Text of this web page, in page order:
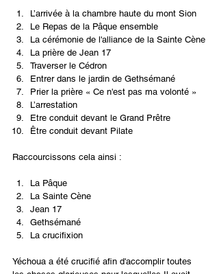
L’arrivée à la chambre haute du mont Sion
Le Repas de la Pâque ensemble
La cérémonie de l'alliance de la Sainte Cène
La prière de Jean 17
Traverser le Cédron
Entrer dans le jardin de Gethsémané
Prier la prière « Ce n'est pas ma volonté »
L’arrestation
Etre conduit devant le Grand Prêtre
Être conduit devant Pilate
Raccourcissons cela ainsi :
La Pâque
La Sainte Cène
Jean 17
Gethsémané
La crucifixion
Yéchoua a été crucifié afin d'accomplir toutes